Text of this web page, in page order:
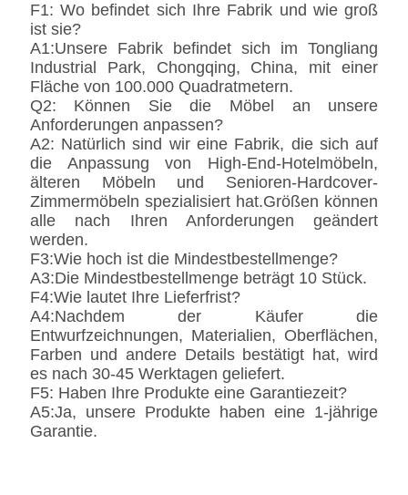
F1: Wo befindet sich Ihre Fabrik und wie groß
ist sie?
A1:Unsere Fabrik befindet sich im Tongliang
Industrial Park, Chongqing, China, mit einer
Fläche von 100.000 Quadratmetern.
Q2: Können Sie die Möbel an unsere
Anforderungen anpassen?
A2: Natürlich sind wir eine Fabrik, die sich auf
die Anpassung von High-End-Hotelmöbeln,
älteren Möbeln und Senioren-Hardcover-
Zimmermöbeln spezialisiert hat.Größen können
alle nach Ihren Anforderungen geändert
werden.
F3:Wie hoch ist die Mindestbestellmenge?
A3:Die Mindestbestellmenge beträgt 10 Stück.
F4:Wie lautet Ihre Lieferfrist?
A4:Nachdem der Käufer die
Entwurfzeichnungen, Materialien, Oberflächen,
Farben und andere Details bestätigt hat, wird
es nach 30-45 Werktagen geliefert.
F5: Haben Ihre Produkte eine Garantiezeit?
A5:Ja, unsere Produkte haben eine 1-jährige
Garantie.